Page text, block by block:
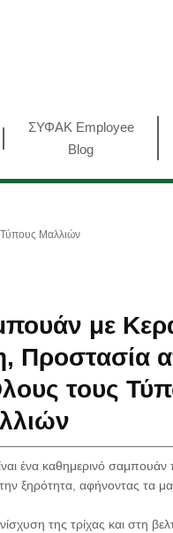
ΣΥΦΑΚ Employee
Blog
Μαλλιών
με
Προστασία
τους
ένα καθημερινό
ξηρότητα, αφήνοντας τα
της τρίχας και στη